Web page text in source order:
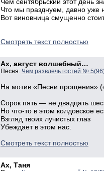
Что мы празднуем, давно уже
Вот виновница смущенно
Смотреть текст полностью
Ах, август волшебный…
Песня. Чем развлечь гостей №
На мотив «Песни прощения»
Сорок пять — не двадцать
Но что-то в этом колдовское
Взгляд твоих лучистых глаз
Убеждает в этом нас.
Смотреть текст полностью
Ах, Таня